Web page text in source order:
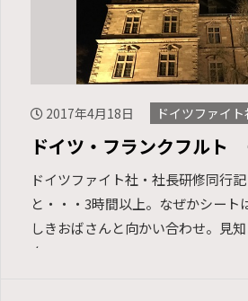
2017年4月18日 ドイツファイ
ドイツ・フランクフルト
ドイツファイト社・社長研修同行
と・・・3時間以上。なぜかシート
しきおばさんと向かい合わせ。見
向……